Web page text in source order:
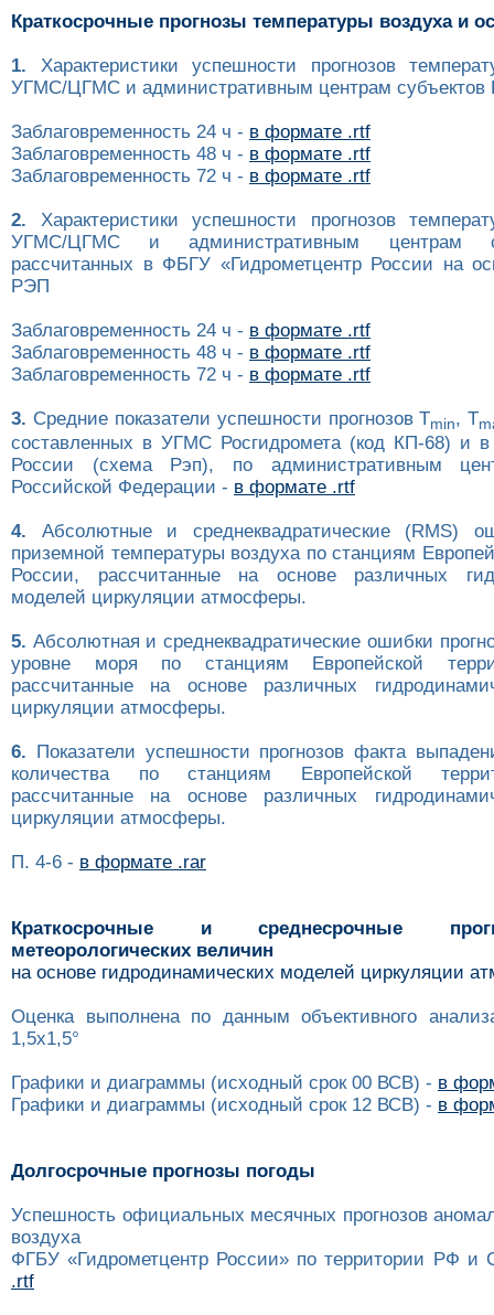
Краткосрочные прогнозы температуры воздуха и
1. Характеристики успешности прогнозов
УГМС/ЦГМС и административным центрам субъектов
Заблаговременность 24 ч - в формате .rtf
Заблаговременность 48 ч - в формате .rtf
Заблаговременность 72 ч - в формате .rtf
2. Характеристики успешности прогнозов
УГМС/ЦГМС и административным центрам
рассчитанных в ФБГУ «Гидрометцентр России на
РЭП
Заблаговременность 24 ч - в формате .rtf
Заблаговременность 48 ч - в формате .rtf
Заблаговременность 72 ч - в формате .rtf
3. Средние показатели успешности прогнозов Tmin, T
составленных в УГМС Росгидромета (код КП-68) и в
России (схема Рэп), по административным
Российской Федерации - в формате .rtf
4. Абсолютные и среднеквадратические (RMS)
приземной температуры воздуха по станциям
России, рассчитанные на основе различных
моделей циркуляции атмосферы.
5. Абсолютная и среднеквадратические ошибки
уровне моря по станциям Европейской
рассчитанные на основе различных
циркуляции атмосферы.
6. Показатели успешности прогнозов факта
количества по станциям Европейской
рассчитанные на основе различных
циркуляции атмосферы.
П. 4-6 - в формате .rar
Краткосрочные и среднесрочные
метеорологических величин
на основе гидродинамических моделей циркуляции
Оценка выполнена по данным объективного
1,5x1,5°
Графики и диаграммы (исходный срок 00 ВСВ) - в
Графики и диаграммы (исходный срок 12 ВСВ) - в
Долгосрочные прогнозы погоды
Успешность официальных месячных прогнозов
воздуха
ФГБУ «Гидрометцентр России» по территории РФ
.rtf